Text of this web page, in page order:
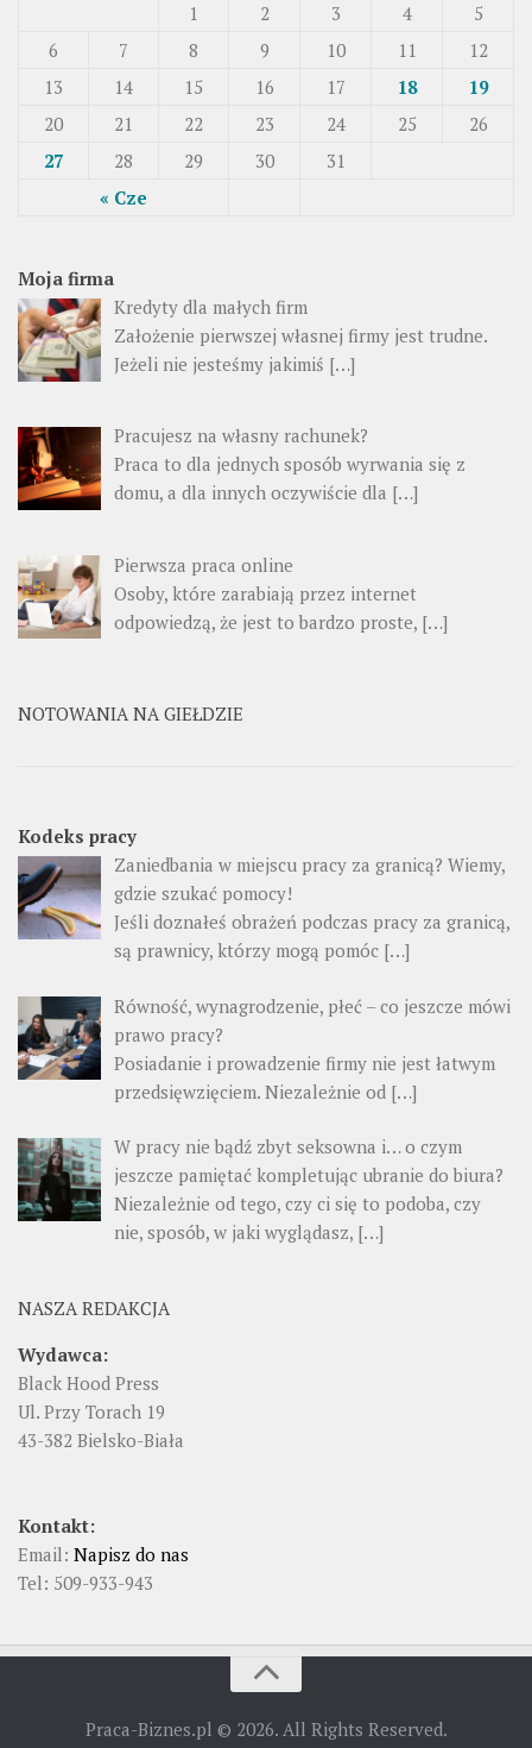
« Cze
1 2 3 4
5
6
7 8 9 10 11
12
13
14 15 16 17 18
19
20
21 22 23 24 25
26
27
28 29 30 31
Moja firma
Kredyty dla małych firm
Założenie pierwszej własnej firmy jest trudne.
Jeżeli nie jesteśmy jakimiś […]
Pracujesz na własny rachunek?
Praca to dla jednych sposób wyrwania się z
domu, a dla innych oczywiście dla […]
Pierwsza praca online
Osoby, które zarabiają przez internet
odpowiedzą, że jest to bardzo proste, […]
NOTOWANIA NA GIEŁDZIE
Kodeks pracy
Zaniedbania w miejscu pracy za granicą? Wiemy,
gdzie szukać pomocy!
Jeśli doznałeś obrażeń podczas pracy za granicą,
są prawnicy, którzy mogą pomóc […]
Równość, wynagrodzenie, płeć – co jeszcze mówi
prawo pracy?
Posiadanie i prowadzenie firmy nie jest łatwym
przedsięwzięciem. Niezależnie od […]
W pracy nie bądź zbyt seksowna i… o czym
jeszcze pamiętać kompletując ubranie do biura?
Niezależnie od tego, czy ci się to podoba, czy
nie, sposób, w jaki wyglądasz, […]
NASZA REDAKCJA
Wydawca:
Black Hood Press
Ul. Przy Torach 19
43-382 Bielsko-Biała
Kontakt:
Email: Napisz do nas
Tel: 509-933-943
Praca-Biznes.pl © 2026. All Rights Reserved.